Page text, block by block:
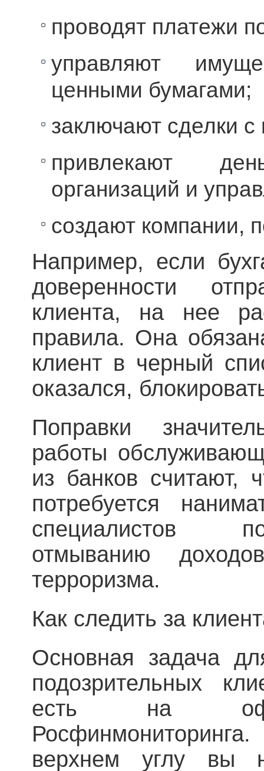
проводят платежи
управляют
ценными бумагами;
заключают сделки
привлекают
организаций и
создают компании,
Например, если
доверенности
клиента, на нее
правила. Она
клиент в черный
оказался,
Поправки
работы
из банков считают,
потребуется
специалистов
отмыванию
терроризма.
Как следить за
Основная задача
подозрительных
есть на
верхнем углу вы